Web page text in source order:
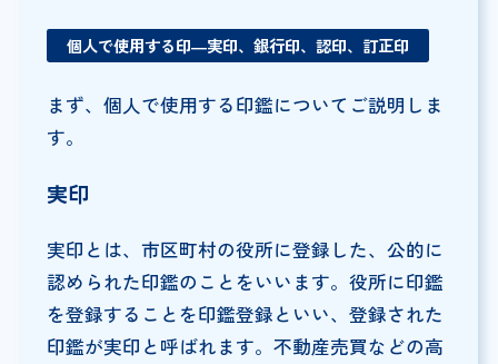
個人で使用する印―実印、銀行印、認印、訂正印
まず、個人で使用する印鑑についてご説明しま
す。
実印
実印とは、市区町村の役所に登録した、公的に
認められた印鑑のことをいいます。役所に印鑑
を登録することを印鑑登録といい、登録された
印鑑が実印と呼ばれます。不動産売買などの高